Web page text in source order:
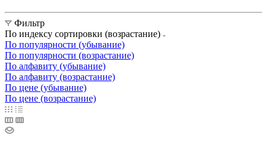
Фильтр
По индексу сортировки (возрастание)
По популярности (убывание)
По популярности (возрастание)
По алфавиту (убывание)
По алфавиту (возрастание)
По цене (убывание)
По цене (возрастание)